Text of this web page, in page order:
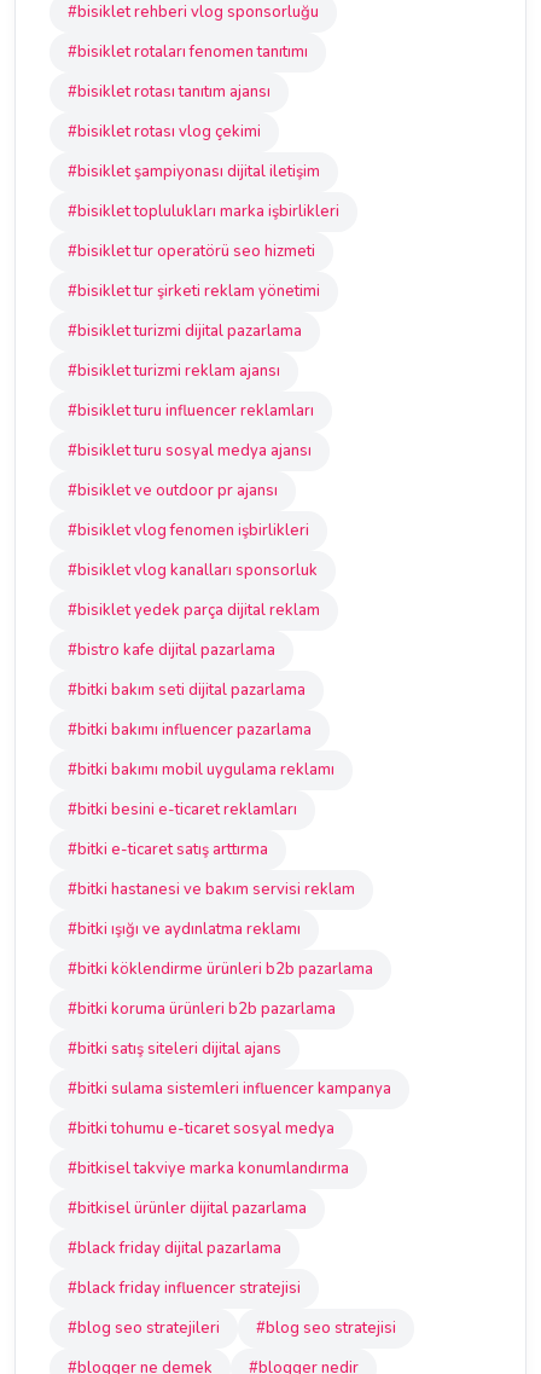
#bisiklet rehberi vlog sponsorluğu
#bisiklet rotaları fenomen tanıtımı
#bisiklet rotası tanıtım ajansı
#bisiklet rotası vlog çekimi
#bisiklet şampiyonası dijital iletişim
#bisiklet toplulukları marka işbirlikleri
#bisiklet tur operatörü seo hizmeti
#bisiklet tur şirketi reklam yönetimi
#bisiklet turizmi dijital pazarlama
#bisiklet turizmi reklam ajansı
#bisiklet turu influencer reklamları
#bisiklet turu sosyal medya ajansı
#bisiklet ve outdoor pr ajansı
#bisiklet vlog fenomen işbirlikleri
#bisiklet vlog kanalları sponsorluk
#bisiklet yedek parça dijital reklam
#bistro kafe dijital pazarlama
#bitki bakım seti dijital pazarlama
#bitki bakımı influencer pazarlama
#bitki bakımı mobil uygulama reklamı
#bitki besini e-ticaret reklamları
#bitki e-ticaret satış arttırma
#bitki hastanesi ve bakım servisi reklam
#bitki ışığı ve aydınlatma reklamı
#bitki köklendirme ürünleri b2b pazarlama
#bitki koruma ürünleri b2b pazarlama
#bitki satış siteleri dijital ajans
#bitki sulama sistemleri influencer kampanya
#bitki tohumu e-ticaret sosyal medya
#bitkisel takviye marka konumlandırma
#bitkisel ürünler dijital pazarlama
#black friday dijital pazarlama
#black friday influencer stratejisi
#blog seo stratejileri
#blog seo stratejisi
#blogger ne demek
#blogger nedir